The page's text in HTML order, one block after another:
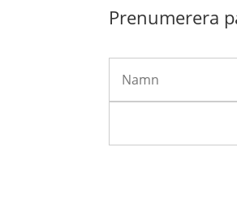
Prenumerera